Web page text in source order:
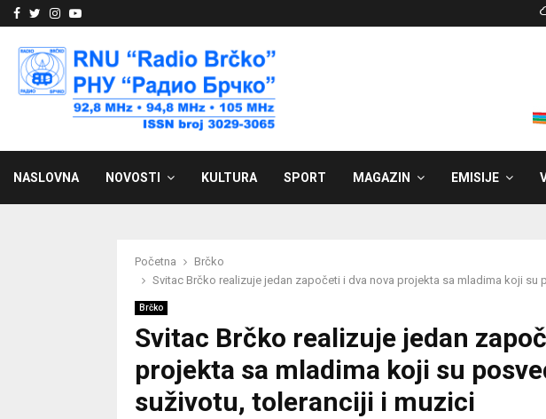
Facebook
Twitter
Instagram
Youtube
NASLOVNA NOVOSTI KULTURA SPORT MAGAZIN EMISIJE
Početna
Brčko
Svitac Brčko realizuje jedan započeti i dva nova projekta sa mladima koji su
Brčko
Svitac Brčko realizuje jedan
projekta sa mladima koji su
suživotu, toleranciji i muzici